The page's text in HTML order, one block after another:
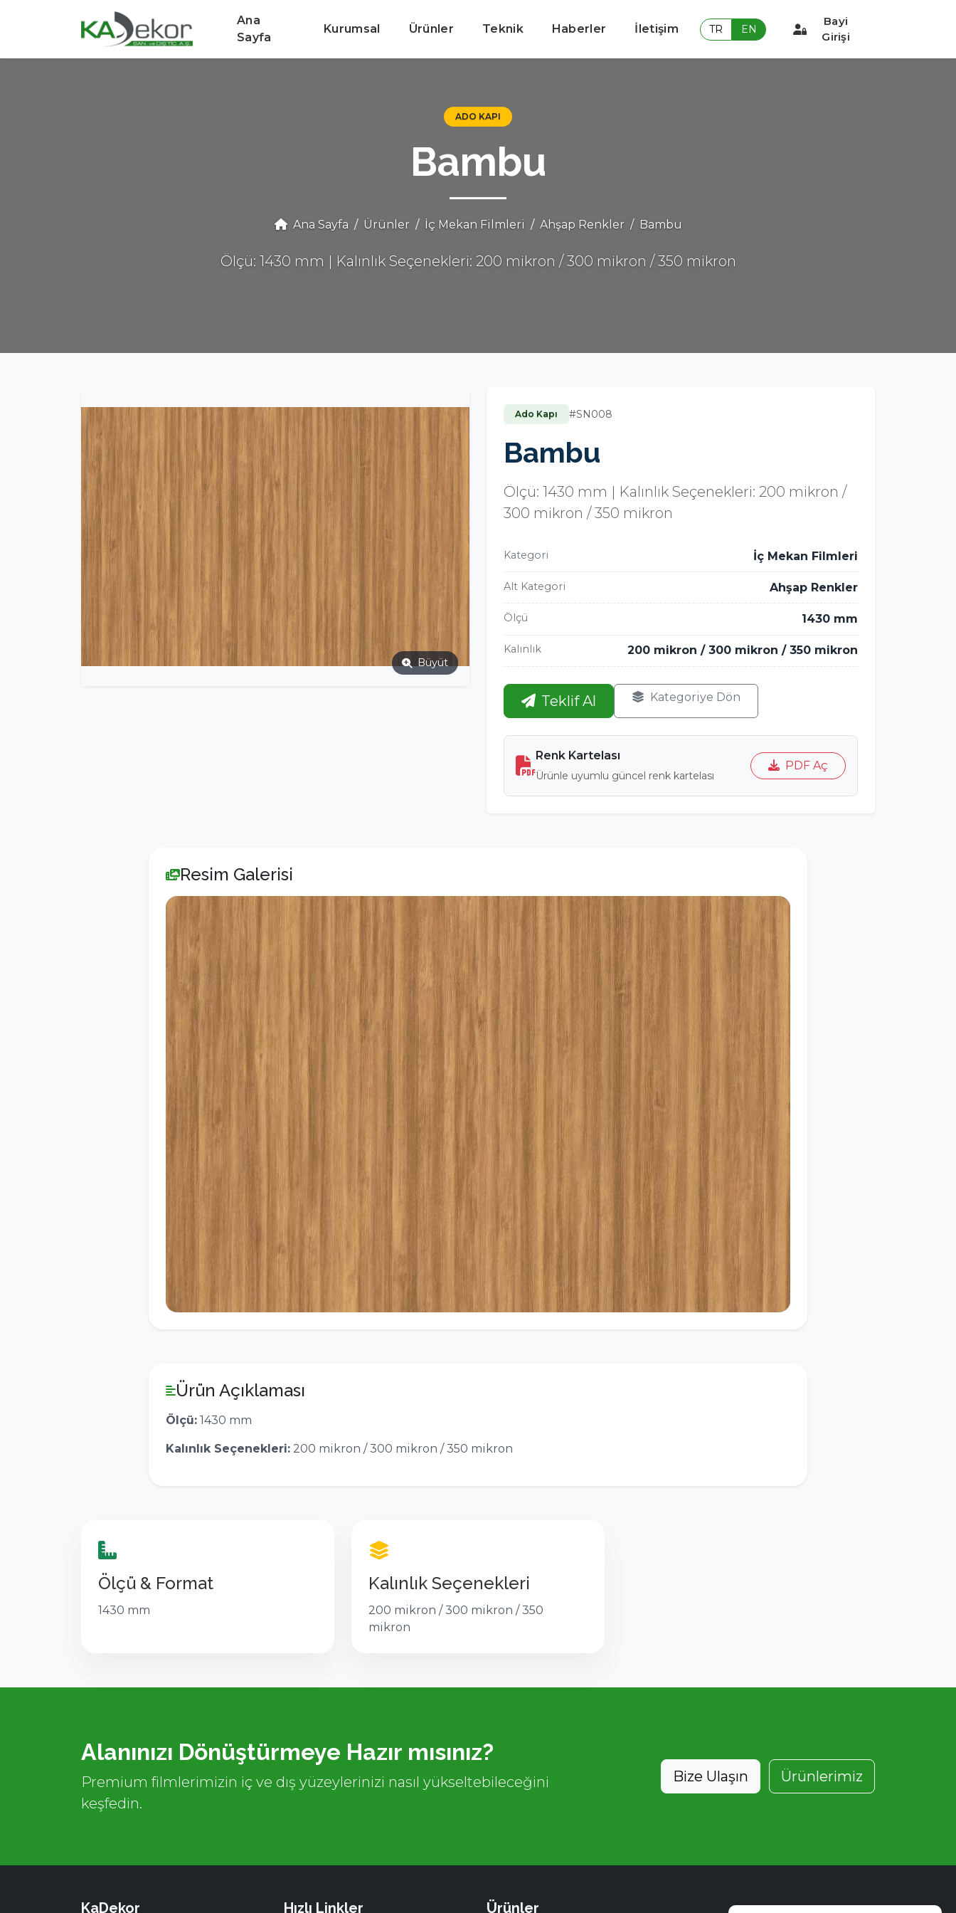
Ana
Sayfa
Kurumsal Ürünler Teknik Haberler İletişim TR EN
Bayi
Girişi
ADO KAPI
Bambu
Ana Sayfa Ürünler İç Mekan Filmleri Ahşap Renkler Bambu
Ölçü: 1430 mm | Kalınlık Seçenekleri: 200 mikron / 300 mikron / 350 mikron
Büyüt
Ado Kapı #SN008
Bambu
Ölçü: 1430 mm | Kalınlık Seçenekleri: 200 mikron /
300 mikron / 350 mikron
Kategori İç Mekan Filmleri
Alt Kategori Ahşap Renkler
Ölçü 1430 mm
Kalınlık 200 mikron / 300 mikron / 350 mikron
Teklif Al Kategoriye Dön
Renk Kartelası
Ürünle uyumlu güncel renk kartelası
PDF Aç
Resim Galerisi
Ürün Açıklaması
Ölçü: 1430 mm
Kalınlık Seçenekleri: 200 mikron / 300 mikron / 350 mikron
Ölçü & Format
1430 mm
Kalınlık Seçenekleri
200 mikron / 300 mikron / 350
mikron
Alanınızı Dönüştürmeye Hazır mısınız?
Premium filmlerimizin iç ve dış yüzeylerinizi nasıl yükseltebileceğini
keşfedin.
Bize Ulaşın Ürünlerimiz
KaDekor Hızlı Linkler Ürünler